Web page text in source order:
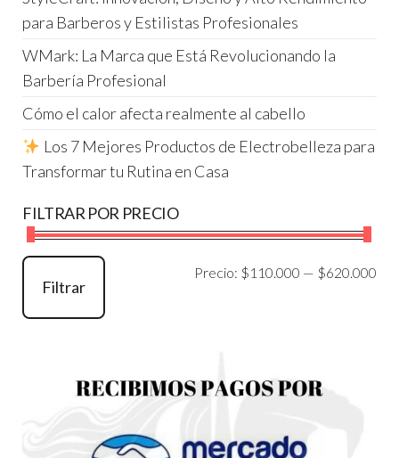
para Barberos y Estilistas Profesionales
WMark: La Marca que Está Revolucionando la
Barbería Profesional
Cómo el calor afecta realmente al cabello
Los 7 Mejores Productos de Electrobelleza para
Transformar tu Rutina en Casa
FILTRAR POR PRECIO
Filtrar
Precio: $110.000 — $620.000